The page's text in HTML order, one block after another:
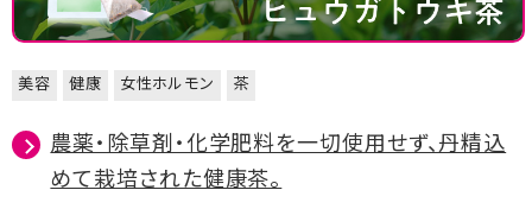
美容 健康 女性ホルモン 茶
農薬・除草剤・化学肥料を一切使用せず、丹精込
めて栽培された健康茶。